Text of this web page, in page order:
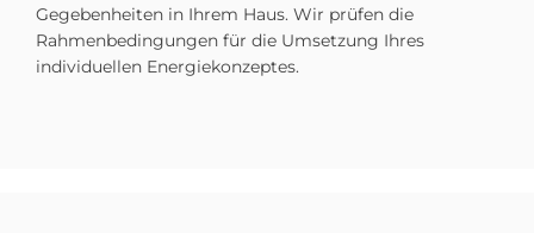
Gegebenheiten in Ihrem Haus. Wir prüfen die
Rahmenbedingungen für die Umsetzung Ihres
individuellen Energiekonzeptes.